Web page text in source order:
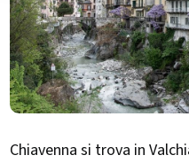
Chiavenna si trova in